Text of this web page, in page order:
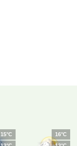
15°C
16°C